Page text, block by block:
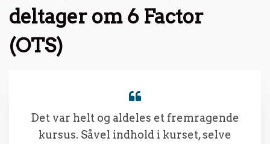
deltager om 6 Factor
(OTS)
Det var helt og aldeles et fremragende
kursus. Såvel indhold i kurset, selve